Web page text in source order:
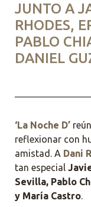
JUNTO A
RHODES,
PABLO
DANIEL
‘La Noche D’
reflexionar con
amistad. A Dani
tan especial
Sevilla, Pablo
y María Castro.